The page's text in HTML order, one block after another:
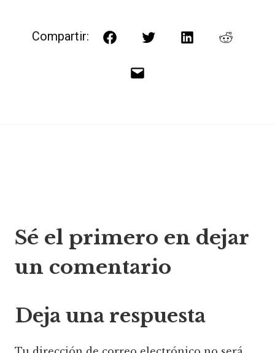
Compartir: FacebookTwitterLinkedInReddit
Correo
de
Sé el primero en dejar
un comentario
Deja una respuesta